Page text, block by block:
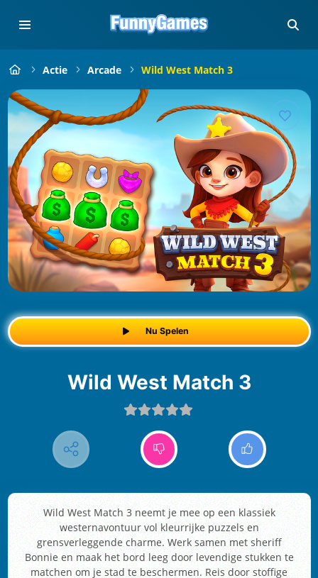
Actie Arcade Wild West Match 3
Nu Spelen
Wild West Match 3
Wild West Match 3 neemt je mee op een klassiek
westernavontuur vol kleurrijke puzzels en
grensverleggende charme. Werk samen met sheriff
Bonnie en maak het bord leeg door levendige stukken te
matchen om je stad te beschermen. Reis door stoffige